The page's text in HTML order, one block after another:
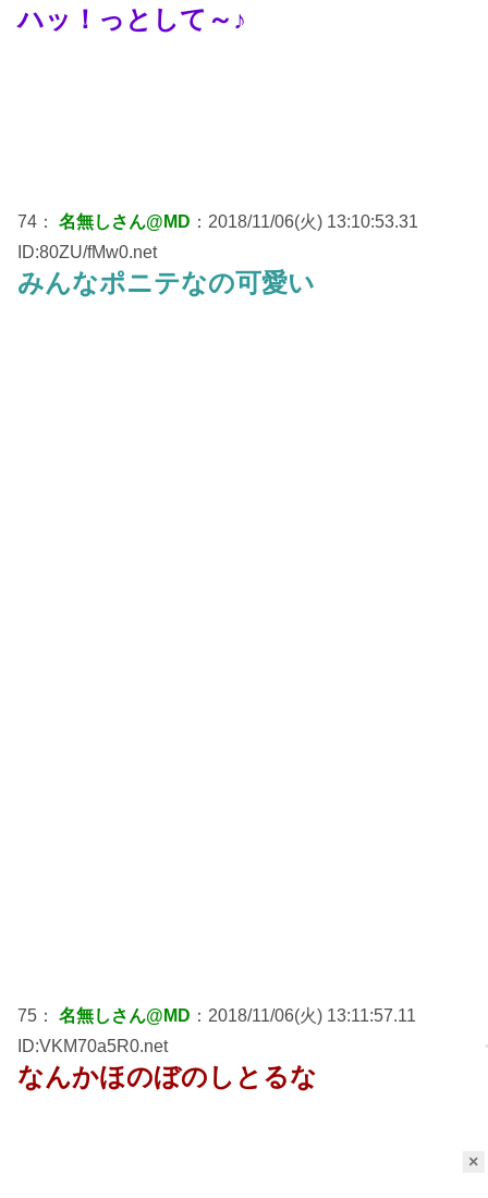
×
ハッ！っとして～♪
74： 名無しさん@MD ：2018/11/06(火) 13:10:53.31
ID:80ZU/fMw0.net
みんなポニテなの可愛い
75： 名無しさん@MD ：2018/11/06(火) 13:11:57.11
ID:VKM70a5R0.net
なんかほのぼのしとるな